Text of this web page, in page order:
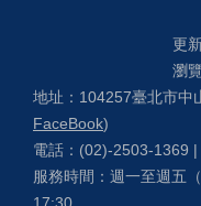
更
瀏
地址：104257臺北市中
FaceBook)
電話：(02)-2503-1369 |
服務時間：週一至週五